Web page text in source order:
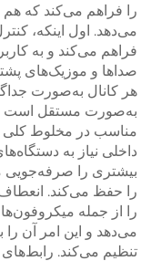
را فراهم می‌کند که هم
می‌دهد. اول اینکه،
فراهم می‌کند و به
صداها و موزیک‌های
هر کانال به‌صورت
به‌صورت مستقل است
مناسب در مخلوط کلی
داخلی نیاز به
بیشتری را
را حفظ می‌کند.
را از جمله
می‌دهد و این امر آن را
تنظیم می‌کند.